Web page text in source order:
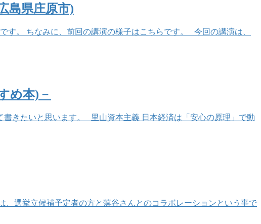
島県庄原市)
す。 ちなみに、前回の講演の様子はこちらです。 今回の講演は、
め本)－
きたいと思います。 里山資本主義 日本経済は「安心の原理」で動
選挙立候補予定者の方と藻谷さんとのコラボレーションという事で